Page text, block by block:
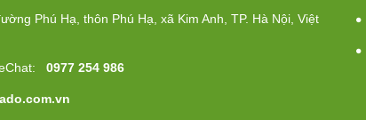
Phú Hạ, thôn Phú Hạ, xã Kim Anh, TP. Hà Nội, Việt
0977 254 986